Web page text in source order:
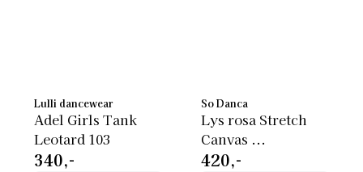
Lulli dancewear
Adel Girls Tank
Leotard 103
340,-
So Danca
Lys rosa Stretch
Canvas ...
420,-